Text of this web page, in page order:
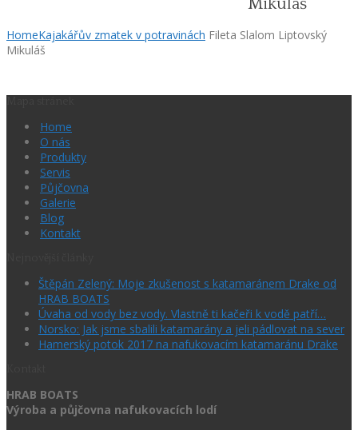
Mikuláš
HomeKajakářův zmatek v potravinách Fileta Slalom Liptovský
Mikuláš
Home
O nás
Produkty
Servis
Půjčovna
Galerie
Blog
Kontakt
Štěpán Zelený: Moje zkušenost s katamaránem Drake od
HRAB BOATS
Úvaha od vody bez vody. Vlastně ti kačeři k vodě patří…
Norsko: Jak jsme sbalili katamarány a jeli pádlovat na sever
Hamerský potok 2017 na nafukovacím katamaránu Drake
HRAB BOATS
Výroba a půjčovna nafukovacích lodí